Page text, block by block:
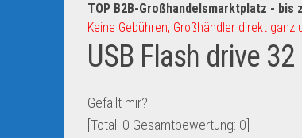
TOP B2B-Großhandelsmarktplatz - bis
Keine Gebühren, Großhändler direkt
USB Flash drive
Gefällt mir?:
[Total: 0 Gesamtbewertung: 0